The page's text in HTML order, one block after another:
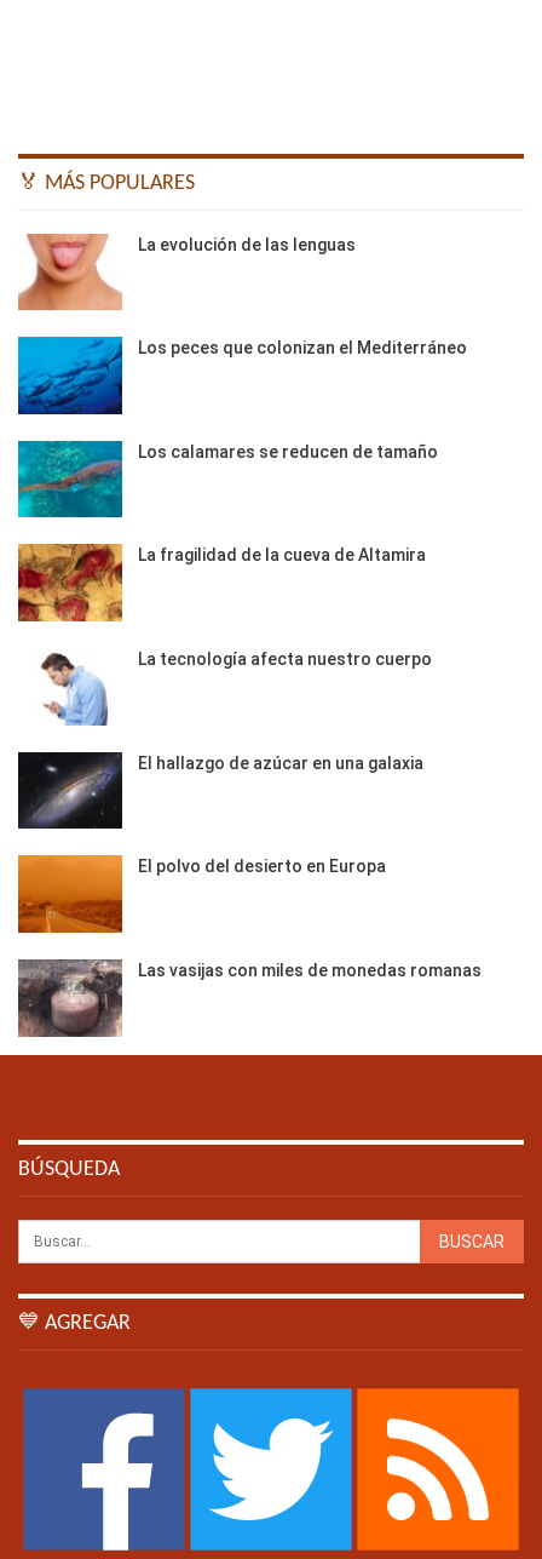
🏅 MÁS POPULARES
La evolución de las lenguas
Los peces que colonizan el Mediterráneo
Los calamares se reducen de tamaño
La fragilidad de la cueva de Altamira
La tecnología afecta nuestro cuerpo
El hallazgo de azúcar en una galaxia
El polvo del desierto en Europa
Las vasijas con miles de monedas romanas
BÚSQUEDA
💙 AGREGAR